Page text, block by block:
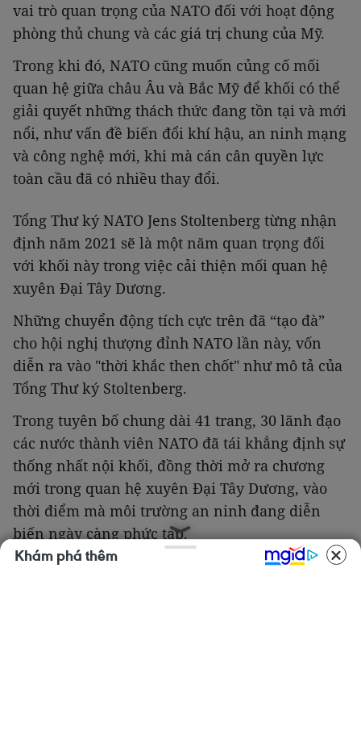
vai trò quan trọng của NATO đối với hoạt động
phòng thủ chung và các giá trị chung của Mỹ.
Trong khi đó, NATO cũng muốn củng cố mối
quan hệ giữa châu Âu và Bắc Mỹ để khối có thể
giải quyết những thách thức đang tồn tại và mới
nổi, như vấn đề biến đổi khí hậu, an ninh mạng
và công nghệ mới, khi mà cán cân quyền lực
toàn cầu đã có nhiều thay đổi.
Tổng Thư ký NATO Jens Stoltenberg từng nhận
định năm 2021 sẽ là một năm quan trọng đối
với khối này trong việc cải thiện mối quan hệ
xuyên Đại Tây Dương.
Những chuyển động tích cực trên đã “tạo đà”
cho hội nghị thượng đỉnh NATO lần này, vốn
diễn ra vào "thời khắc then chốt" như mô tả của
Tổng Thư ký Stoltenberg.
Trong tuyên bố chung dài 41 trang, 30 lãnh đạo
các nước thành viên NATO đã tái khẳng định sự
thống nhất nội khối, đồng thời mở ra chương
mới trong quan hệ xuyên Đại Tây Dương, vào
thời điểm mà môi trường an ninh đang diễn
biến ngày càng phức tạp.
Khám phá thêm